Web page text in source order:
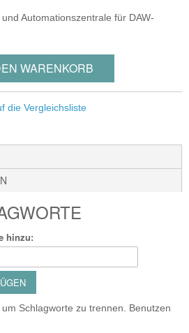
Automationszentrale für DAW-
WARENKORB
die Vergleichsliste
hinzu:
Schlagworte zu trennen. Benutzen